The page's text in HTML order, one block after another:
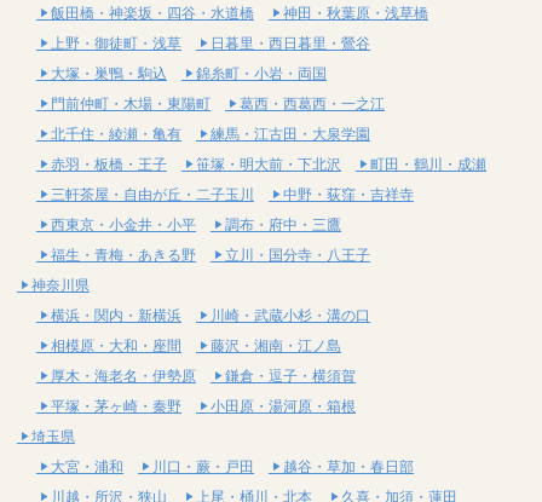
飯田橋・神楽坂・四谷・水道橋
神田・秋葉原・浅草橋
上野・御徒町・浅草
日暮里・西日暮里・鶯谷
大塚・巣鴨・駒込
錦糸町・小岩・両国
門前仲町・木場・東陽町
葛西・西葛西・一之江
北千住・綾瀬・亀有
練馬・江古田・大泉学園
赤羽・板橋・王子
笹塚・明大前・下北沢
町田・鶴川・成瀬
三軒茶屋・自由が丘・二子玉川
中野・荻窪・吉祥寺
西東京・小金井・小平
調布・府中・三鷹
福生・青梅・あきる野
立川・国分寺・八王子
神奈川県
横浜・関内・新横浜
川崎・武蔵小杉・溝の口
相模原・大和・座間
藤沢・湘南・江ノ島
厚木・海老名・伊勢原
鎌倉・逗子・横須賀
平塚・茅ヶ崎・秦野
小田原・湯河原・箱根
埼玉県
大宮・浦和
川口・蕨・戸田
越谷・草加・春日部
川越・所沢・狭山
上尾・桶川・北本 久喜・加須・蓮田